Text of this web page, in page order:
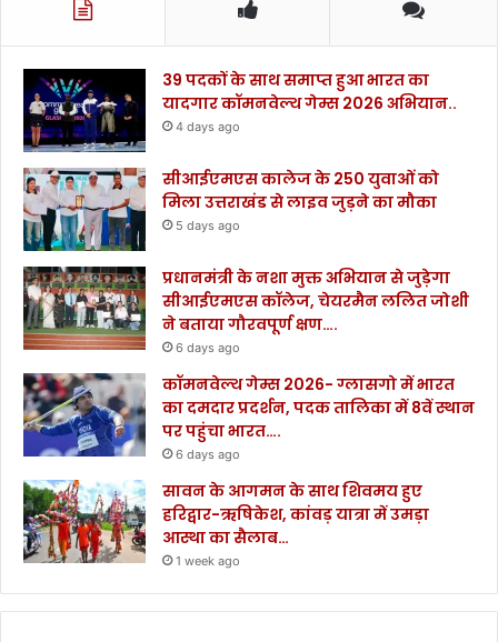
39 पदकों के साथ समाप्त हुआ भारत का
यादगार कॉमनवेल्थ गेम्स 2026 अभियान..
4 days ago
सीआईएमएस कालेज के 250 युवाओं को
मिला उत्तराखंड से लाइव जुड़ने का मौका
5 days ago
प्रधानमंत्री के नशा मुक्त अभियान से जुड़ेगा
सीआईएमएस कॉलेज, चेयरमैन ललित जोशी
ने बताया गौरवपूर्ण क्षण….
6 days ago
कॉमनवेल्थ गेम्स 2026- ग्लासगो में भारत
का दमदार प्रदर्शन, पदक तालिका में 8वें स्थान
पर पहुंचा भारत….
6 days ago
सावन के आगमन के साथ शिवमय हुए
हरिद्वार-ऋषिकेश, कांवड़ यात्रा में उमड़ा
आस्था का सैलाब…
1 week ago